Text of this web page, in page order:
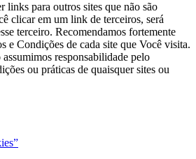
links para outros sites que não são
clicar em um link de terceiros, será
terceiro. Recomendamos fortemente
e Condições de cada site que Você visita.
responsabilidade pelo
ou práticas de quaisquer sites ou